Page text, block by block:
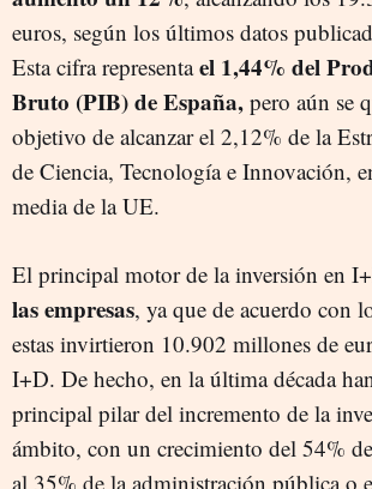
euros, según los últimos datos
Esta cifra representael 1,44% del
Bruto (PIB) de España, pero aún se
objetivo de alcanzar el 2,12% de la
de Ciencia, Tecnología e Innovación,
media de la UE.
El principal motor de la inversión en
las empresas, ya que de acuerdo con
estas invirtieron 10.902 millones de
I+D. De hecho, en la última década
principal pilar del incremento de la
ámbito, con un crecimiento del 54%
al 35% de la administración pública o